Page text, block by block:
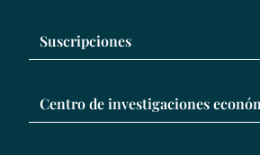
Suscripciones
Centro de investigaciones